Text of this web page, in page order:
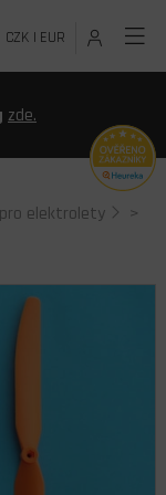
CZK| EUR
zde.
elektrolety
>